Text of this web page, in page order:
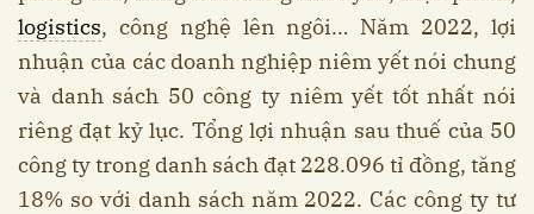
logistics, công nghệ lên ngôi… Năm 2022, lợi
nhuận của các doanh nghiệp niêm yết nói chung
và danh sách 50 công ty niêm yết tốt nhất nói
riêng đạt kỷ lục. Tổng lợi nhuận sau thuế của 50
công ty trong danh sách đạt 228.096 tỉ đồng, tăng
18% so với danh sách năm 2022. Các công ty tư